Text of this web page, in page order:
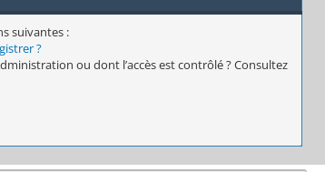
suivantes :
?
ou dont l’accès est contrôlé ? Consultez